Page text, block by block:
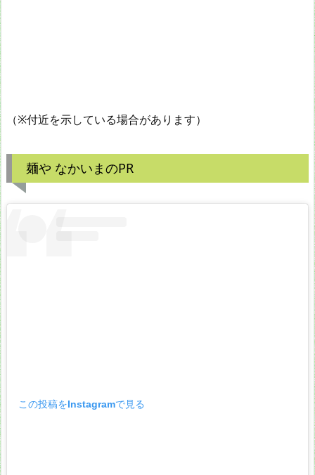
（※付近を示している場合があります）
麺や なかいまのPR
この投稿をInstagramで見る